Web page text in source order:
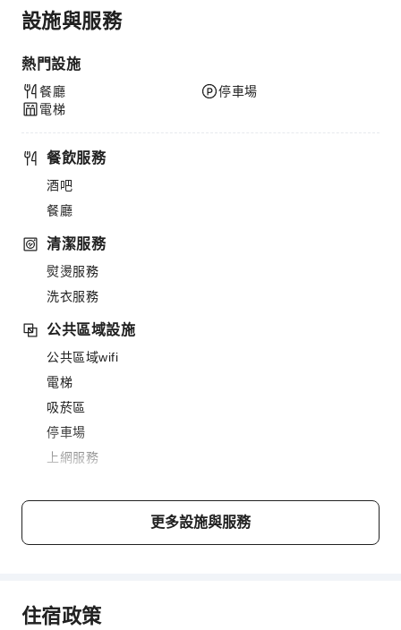
設施與服務
熱門設施
餐廳
電梯
停車場
餐飲服務
酒吧
餐廳
清潔服務
熨燙服務
洗衣服務
公共區域設施
公共區域wifi
電梯
吸菸區
停車場
上網服務
櫃檯貴重物品保險箱更多設施與服務
住宿政策